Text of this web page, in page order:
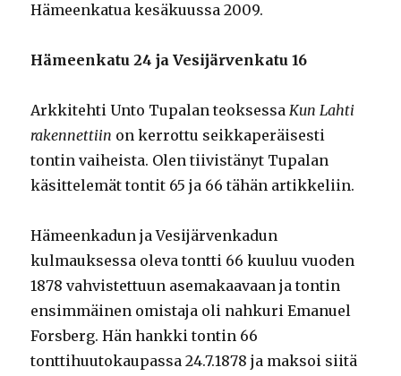
Hämeenkatua kesäkuussa 2009.
Hämeenkatu 24 ja Vesijärvenkatu 16
Arkkitehti Unto Tupalan teoksessaKun Lahti
rakennettiin on kerrottu seikkaperäisesti
tontin vaiheista. Olen tiivistänyt Tupalan
käsittelemät tontit 65 ja 66 tähän artikkeliin.
Hämeenkadun ja Vesijärvenkadun
kulmauksessa oleva tontti 66 kuuluu vuoden
1878 vahvistettuun asemakaavaan ja tontin
ensimmäinen omistaja oli nahkuri Emanuel
Forsberg. Hän hankki tontin 66
tonttihuutokaupassa 24.7.1878 ja maksoi siitä